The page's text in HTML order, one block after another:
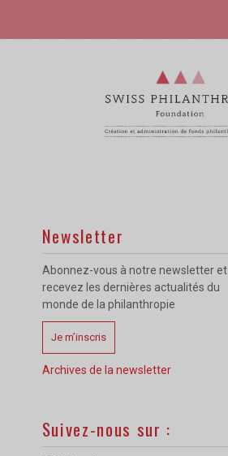
Newsletter
Abonnez-vous à notre newsletter et
recevez les dernières actualités du
monde de la philanthropie
Je m’inscris
Archives de la newsletter
Suivez-nous sur :